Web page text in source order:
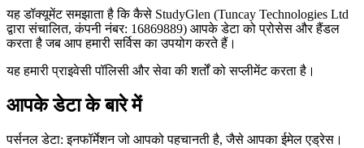
यह डॉक्यूमेंट समझाता है कि कैसे StudyGlen (Tuncay Technologies Ltd
द्वारा संचालित, कंपनी नंबर: 16869889) आपके डेटा को प्रोसेस और हैंडल
करता है जब आप हमारी सर्विस का उपयोग करते हैं।
यह हमारी प्राइवेसी पॉलिसी और सेवा की शर्तों को सप्लीमेंट करता है।
आपके डेटा के बारे में
पर्सनल डेटा: इनफॉर्मेशन जो आपको पहचानती है, जैसे आपका ईमेल एड्रेस।